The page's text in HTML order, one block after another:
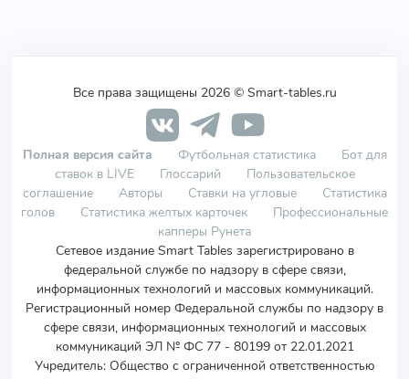
Все права защищены 2026 © Smart-tables.ru
Полная версия сайта Футбольная статистика
Бот для
ставок в LIVE
Глоссарий
Пользовательское
соглашение
Авторы Ставки на угловые
Статистика
голов
Статистика желтых карточек
Профессиональные
капперы Рунета
Сетевое издание Smart Tables зарегистрировано в
федеральной службе по надзору в сфере связи,
информационных технологий и массовых коммуникаций.
Регистрационный номер Федеральной службы по надзору в
сфере связи, информационных технологий и массовых
коммуникаций ЭЛ № ФС 77 - 80199 от 22.01.2021
Учредитель: Общество с ограниченной ответственностью